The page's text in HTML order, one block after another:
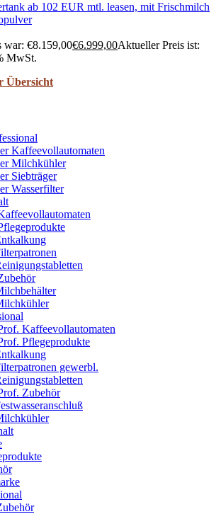
ab 102 EUR mtl. leasen, mit Frischmilch
war: €8.159,00€6.999,00Aktueller Preis ist:
MwSt.
Übersicht
Kaffeevollautomaten
Milchkühler
Siebträger
Wasserfilter
Kaffeevollautomaten
Pflegeprodukte
gewerbl.
Zubehör